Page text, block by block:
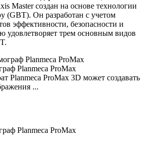
Master создан на основе технологии
(GBT). Он разработан с учетом
эффективности, безопасности и
удовлетворяет трем основным видов
Planmeca ProMax
Planmeca ProMax 3D может создавать
...
Planmeca ProMax